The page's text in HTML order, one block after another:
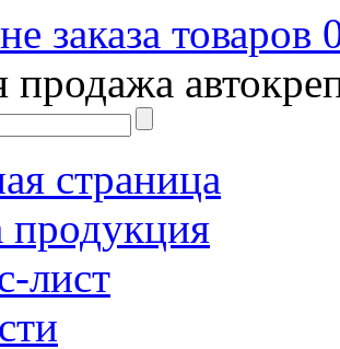
заказа товаров
продажа
страница
лист